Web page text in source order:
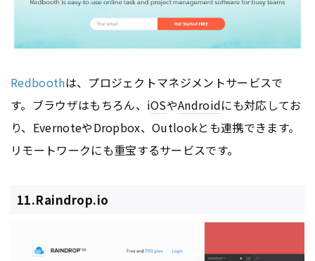
Redboothは、プロジェクトマネジメントサービスで
す。ブラウザはもちろん、iOSやAndroidにも対応してお
り、EvernoteやDropbox、Outlookとも連携できます。
リモートワークにも重宝するサービスです。
11.Raindrop.io